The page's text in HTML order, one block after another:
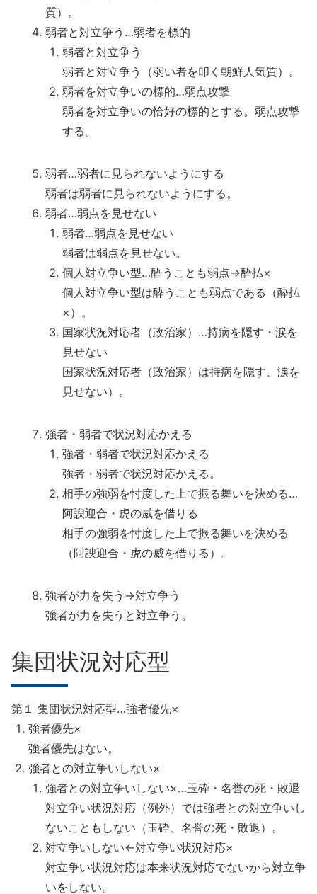
質）。
弱者と対立争う…弱者を標的
弱者と対立争う
弱者と対立争う（弱い者を叩く朝鮮人気質）。
弱者を対立争いの標的…弱点攻撃
弱者を対立争いの恰好の標的とする。弱点攻撃
する。
弱者…弱者に見られないようにする
弱者は弱者に見られないようにする。
弱者…弱点を見せない
弱者…弱点を見せない
弱者は弱点を見せない。
個人対立争い型…酔うことも弱点→酔払×
個人対立争い型は酔うことも弱点である（酔払
×）。
国家状況対応者（政治家）…持病を隠す・涙を
見せない
国家状況対応者（政治家）は持病を隠す、涙を
見せない）。
強者・弱者で状況対応かえる
強者・弱者で状況対応かえる
強者・弱者で状況対応かえる。
相手の強弱を忖度した上で振る舞いを決める…
阿諛迎合・虎の威を借りる
相手の強弱を忖度した上で振る舞いを決める
（阿諛迎合・虎の威を借りる）。
強者が力を失う→対立争う
強者が力を失うと対立争う。
集団状況対応型
第１ 集団状況対応型…強者優先×
強者優先×
強者優先はない。
強者との対立争いしない×
強者との対立争いしない×…玉砕・名誉の死・敗退
対立争い状況対応（例外）では強者との対立争いし
ないこともしない（玉砕、名誉の死・敗退）。
対立争いしない←対立争い状況対応×
対立争い状況対応は本来状況対応でないから対立争
いをしない。